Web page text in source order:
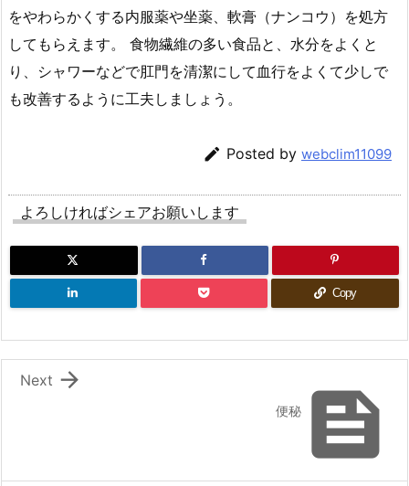
をやわらかくする内服薬や坐薬、軟膏（ナンコウ）を処方
してもらえます。 食物繊維の多い食品と、水分をよくと
り、シャワーなどで肛門を清潔にして血行をよくて少しで
も改善するように工夫しましょう。
 Posted by webclim11099
よろしければシェアお願いします
Copy

便秘

Next